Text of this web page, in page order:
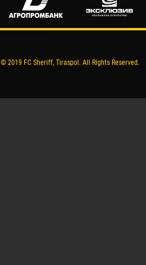
© 2019 FC Sheriff, Tiraspol. All Rights Reserved.